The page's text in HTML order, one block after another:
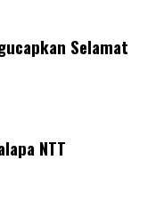
Selamat
NTT